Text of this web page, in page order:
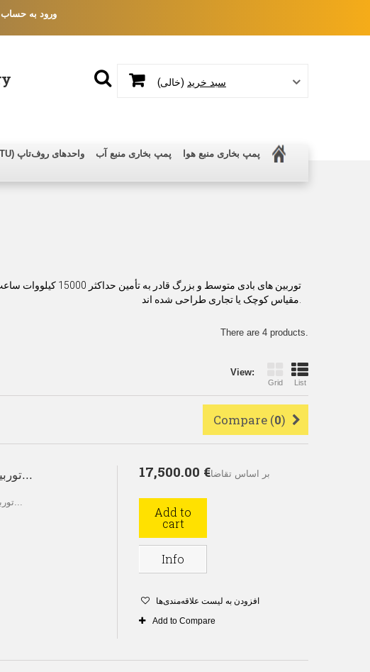
ورود به حساب
سبد خرید (خالی)
پمپ بخاری منبع هوا پمپ بخاری منبع آب واحدهای روف‌تاپ (RTU)
توربین های بادی
There are 4 products.
View:
Grid List
Compare (0)
توربین بادی 10 کیلووات...
توربین بادی 10 کیلووات نیمه...
17,500.00 €بر اساس تقاضا
Add to
cart
Info
افزودن به لیست علاقه‌مندی‌ها
Add to Compare